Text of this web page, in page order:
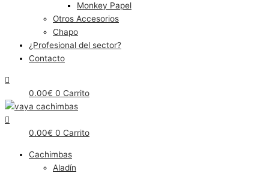
Monkey Papel
Otros Accesorios
Chapo
¿Profesional del sector?
Contacto
0.00€ 0 Carrito
0.00€ 0 Carrito
Cachimbas
Aladín